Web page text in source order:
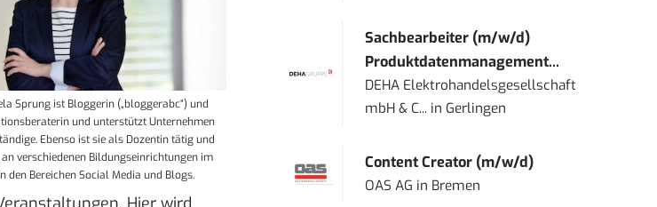
Sprung ist Bloggerin („bloggerabc“) und
und unterstützt Unternehmen
Ebenso ist sie als Dozentin tätig und
verschiedenen Bildungseinrichtungen im
den Bereichen Social Media und Blogs.
Sachbearbeiter (m/w/d)
Produktdatenmanagement...
DEHA Elektrohandelsgesellschaft
mbH & C... in Gerlingen
Content Creator (m/w/d)
OAS AG in Bremen